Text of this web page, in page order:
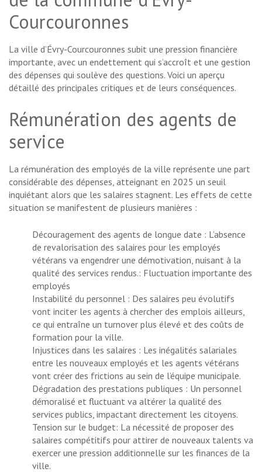
Courcouronnes
La ville d’Évry-Courcouronnes subit une pression financière
importante, avec un endettement qui s’accroît et une gestion
des dépenses qui soulève des questions. Voici un aperçu
détaillé des principales critiques et de leurs conséquences.
Rémunération des agents de
service
La rémunération des employés de la ville représente une part
considérable des dépenses, atteignant en 2025 un seuil
inquiétant alors que les salaires stagnent. Les effets de cette
situation se manifestent de plusieurs manières :
Découragement des agents de longue date : L’absence
de revalorisation des salaires pour les employés
vétérans va engendrer une démotivation, nuisant à la
qualité des services rendus.: Fluctuation importante des
employés
Instabilité du personnel : Des salaires peu évolutifs
vont inciter les agents à chercher des emplois ailleurs,
ce qui entraîne un turnover plus élevé et des coûts de
formation pour la ville.
Injustices dans les salaires : Les inégalités salariales
entre les nouveaux employés et les agents vétérans
vont créer des frictions au sein de l’équipe municipale.
Dégradation des prestations publiques : Un personnel
démoralisé et fluctuant va altérer la qualité des
services publics, impactant directement les citoyens.
Tension sur le budget: La nécessité de proposer des
salaires compétitifs pour attirer de nouveaux talents va
exercer une pression additionnelle sur les finances de la
ville.